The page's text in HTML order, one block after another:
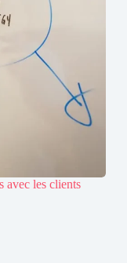
avec les clients